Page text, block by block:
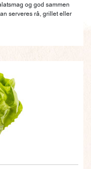
og god sammen
serveres rå, grillet eller